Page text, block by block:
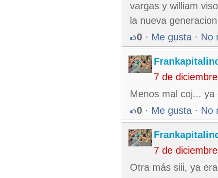
vargas y william
la nueva
0 · Me gusta · No
7 de
Menos mal coj...
0 · Me gusta · No
7 de
Otra más siii, ya